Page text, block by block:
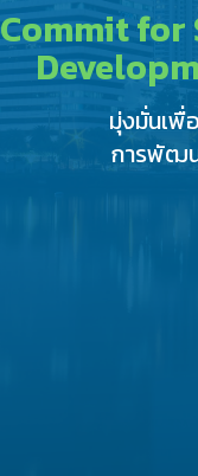
Commit
มุ่งมั่นเพื่
การพัฒ